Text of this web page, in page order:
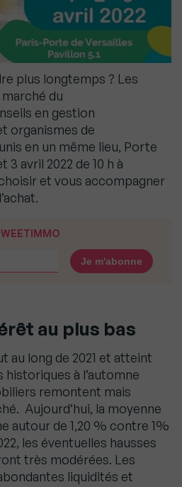
plus longtemps ? Les
du
en gestion
organismes de
en un même lieu, Porte
3 avril 2022 de 10 h à
et vous accompagner
au plus bas
au long de 2021 et atteint
à l’automne
remontent mais
Aujourd’hui, la moyenne
autour de 1,20 % contre 1%
les éventuelles hausses
très modérées. Les
liquidités et